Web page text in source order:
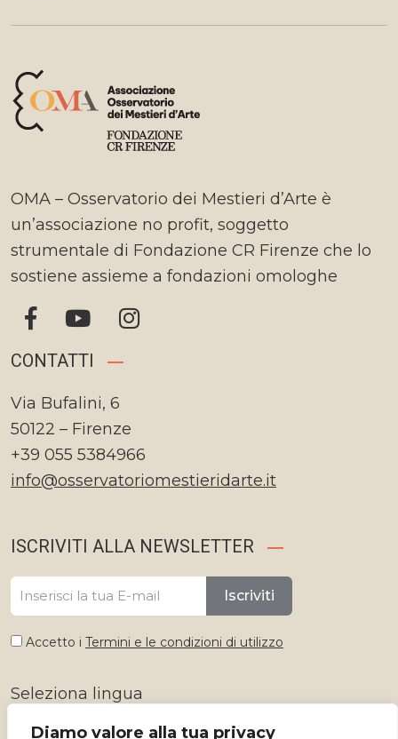
Diamo valore alla tua privacy
OMA – Osservatorio dei Mestieri d’Arte è
un’associazione no profit, soggetto
strumentale di Fondazione CR Firenze che lo
sostiene assieme a fondazioni omologhe
CONTATTI
Via Bufalini, 6
50122 – Firenze
+39 055 5384966
info@osservatoriomestieridarte.it
ISCRIVITI ALLA NEWSLETTER
Iscriviti
Accetto i Termini e le condizioni di utilizzo
Seleziona lingua